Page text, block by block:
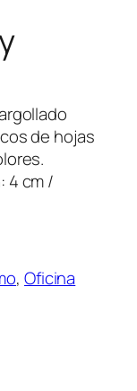
de hojas
4 cm /
, Oficina